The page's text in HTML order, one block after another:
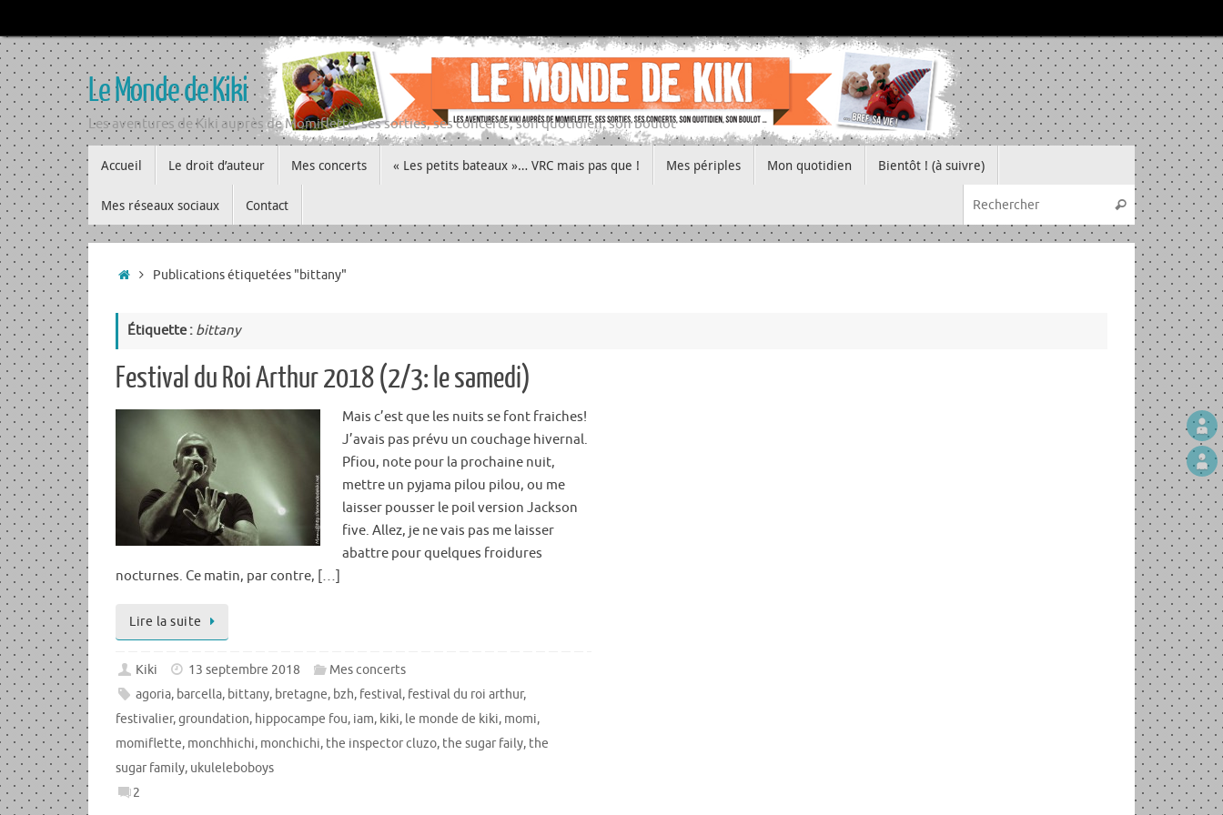
au
contenu
Le Monde de Kiki
Les aventures de Kiki auprès de Momiflette, ses sorties, ses concerts, son quotidien, son boulot
au
contenu
Accueil Le droit d’auteur Mes concerts « Les petits bateaux »… VRC mais pas que ! Mes périples Mon quotidien Bientôt ! (à suivre)
Mes réseaux sociaux Contact
Recherche
Rechercher
Accueil
Publications étiquetées "bittany"
Étiquette : bittany
Festival du Roi Arthur 2018 (2/3: le samedi)
Mais c’est que les nuits se font fraiches!
J’avais pas prévu un couchage hivernal.
Pfiou, note pour la prochaine nuit,
mettre un pyjama pilou pilou, ou me
laisser pousser le poil version Jackson
five. Allez, je ne vais pas me laisser
abattre pour quelques froidures
nocturnes. Ce matin, par contre, […]
Lire la suite
Kiki 13 septembre 2018
Mes concerts
agoria, barcella, bittany, bretagne, bzh, festival, festival du roi arthur,
festivalier,groundation, hippocampe fou, iam, kiki, le monde de kiki, momi,
momiflette, monchhichi, monchichi, the inspector cluzo, the sugar faily, the
sugar family, ukuleleboboys
2